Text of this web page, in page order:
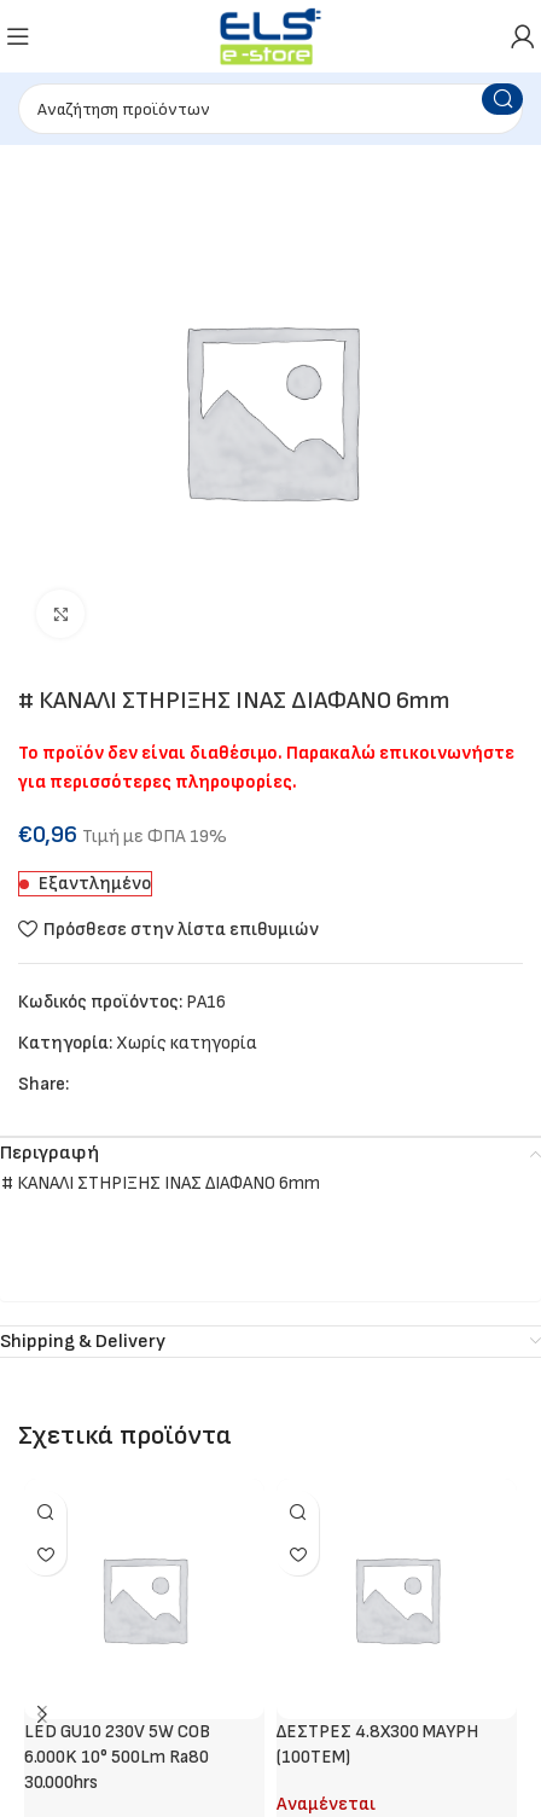
# ΚΑΝΑΛΙ ΣΤΗΡΙΞΗΣ ΙΝΑΣ ΔΙΑΦΑΝΟ 6mm
Το προϊόν δεν είναι διαθέσιμο. Παρακαλώ επικοινωνήστε
για περισσότερες πληροφορίες.
€0,96 Τιμή με ΦΠΑ 19%
Εξαντλημένο
Πρόσθεσε στην λίστα επιθυμιών
Κωδικός προϊόντος: PA16
Κατηγορία: Χωρίς κατηγορία
Share:
Περιγραφή
# ΚΑΝΑΛΙ ΣΤΗΡΙΞΗΣ ΙΝΑΣ ΔΙΑΦΑΝΟ 6mm
Shipping & Delivery
Σχετικά προϊόντα
LED GU10 230V 5W COB
6.000K 10° 500Lm Ra80
30.000hrs
ΔΕΣΤΡΕΣ 4.8Χ300 ΜΑΥΡΗ
(100ΤΕΜ)
Αναμένεται